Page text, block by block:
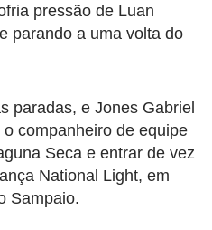
pressão de Luan
parando a uma volta do
paradas, e Jones Gabriel
companheiro de equipe
Seca e entrar de vez
National Light, em
Sampaio.